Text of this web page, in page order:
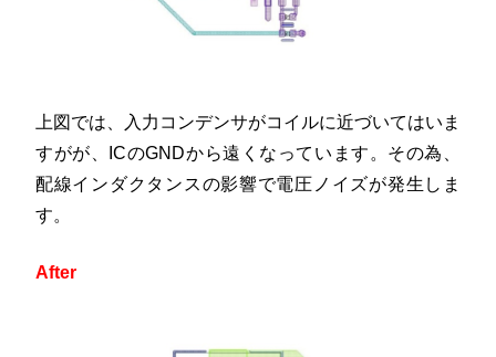
上図では、入力コンデンサがコイルに近づいてはいま
すがが、ICのGNDから遠くなっています。その為、
配線インダクタンスの影響で電圧ノイズが発生しま
す。
After